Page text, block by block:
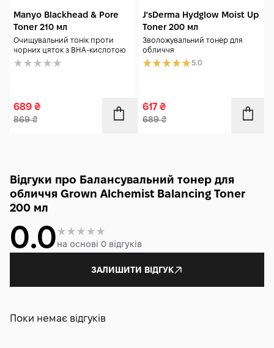
Manyo Blackhead & Pore
Toner 210 мл
Очищувальний тонік проти
чорних цяток з ВНА-кислотою
689 ₴
869₴
J'sDerma Hydglow Moist Up
Toner 200 мл
Зволожувальний тонер для
обличчя
5.0
617 ₴
689₴
Відгуки про Балансувальний тонер для
обличчя Grown Alchemist Balancing Toner
200 мл
0.0на основі 0 відгуків
ЗАЛИШИТИ ВІДГУК
Поки немає відгуків